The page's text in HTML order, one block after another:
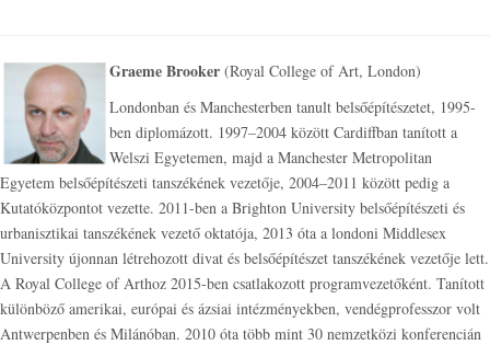
Graeme Brooker (Royal College of Art, London)
Londonban és Manchesterben tanult belsőépítészetet, 1995-
ben diplomázott. 1997–2004 között Cardiffban tanított a
Welszi Egyetemen, majd a Manchester Metropolitan
Egyetem belsőépítészeti tanszékének vezetője, 2004–2011 között pedig a
Kutatóközpontot vezette. 2011-ben a Brighton University belsőépítészeti és
urbanisztikai tanszékének vezető oktatója, 2013 óta a londoni Middlesex
University újonnan létrehozott divat és belsőépítészet tanszékének vezetője lett.
A Royal College of Arthoz 2015-ben csatlakozott programvezetőként. Tanított
különböző amerikai, európai és ázsiai intézményekben, vendégprofesszor volt
Antwerpenben és Milánóban. 2010 óta több mint 30 nemzetközi konferencián